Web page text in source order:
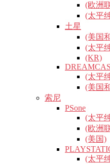
(欧洲
(太平
土星
(美国
(太平
(KR)
(太平
(美国
索尼
PSone
(太平
(欧洲
(美国)
(太平